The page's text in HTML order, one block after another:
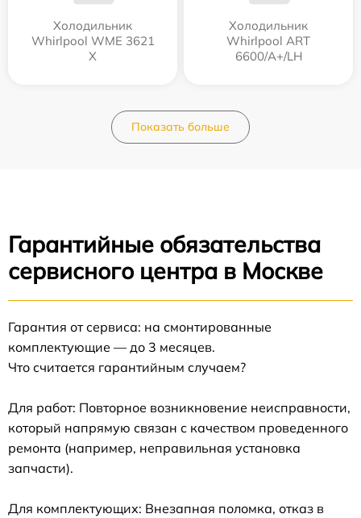
Холодильник
Whirlpool WME 3621
X
Холодильник
Whirlpool ART
6600/A+/LH
Показать больше
Гарантийные обязательства
сервисного центра в Москве
Гарантия от сервиса: на смонтированные
комплектующие — до 3 месяцев.
Что считается гарантийным случаем?
Для работ: Повторное возникновение неисправности,
который напрямую связан с качеством проведенного
ремонта (например, неправильная установка
запчасти).
Для комплектующих: Внезапная поломка, отказ в